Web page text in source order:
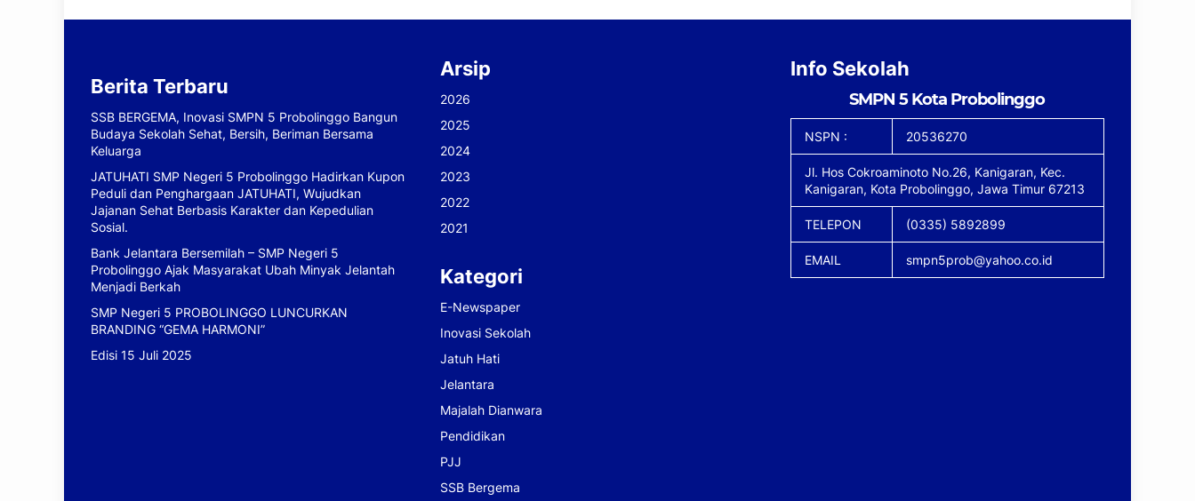
Berita Terbaru
SSB BERGEMA, Inovasi SMPN 5 Probolinggo Bangun
Budaya Sekolah Sehat, Bersih, Beriman Bersama
Keluarga
JATUHATI SMP Negeri 5 Probolinggo Hadirkan Kupon
Peduli dan Penghargaan JATUHATI, Wujudkan
Jajanan Sehat Berbasis Karakter dan Kepedulian
Sosial.
Bank Jelantara Bersemilah – SMP Negeri 5
Probolinggo Ajak Masyarakat Ubah Minyak Jelantah
Menjadi Berkah
SMP Negeri 5 PROBOLINGGO LUNCURKAN
BRANDING “GEMA HARMONI”
Edisi 15 Juli 2025
Arsip
2026
2025
2024
2023
2022
2021
Kategori
E-Newspaper
Inovasi Sekolah
Jatuh Hati
Jelantara
Majalah Dianwara
Pendidikan
PJJ
SSB Bergema
Info Sekolah
SMPN 5 Kota Probolinggo
NSPN : 20536270
Jl. Hos Cokroaminoto No.26, Kanigaran, Kec.
Kanigaran, Kota Probolinggo, Jawa Timur 67213
TELEPON (0335) 5892899
EMAIL smpn5prob@yahoo.co.id